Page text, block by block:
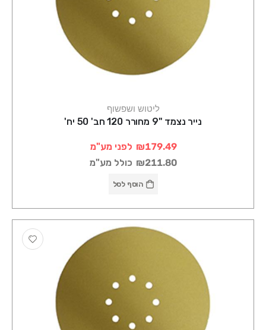
ליטוש ושפשוף
נייר נצמד "9 מחורר 120 חב' 50 יח'
₪179.49 לפני מע"מ
₪211.80 כולל מע"מ
הוסף לסל